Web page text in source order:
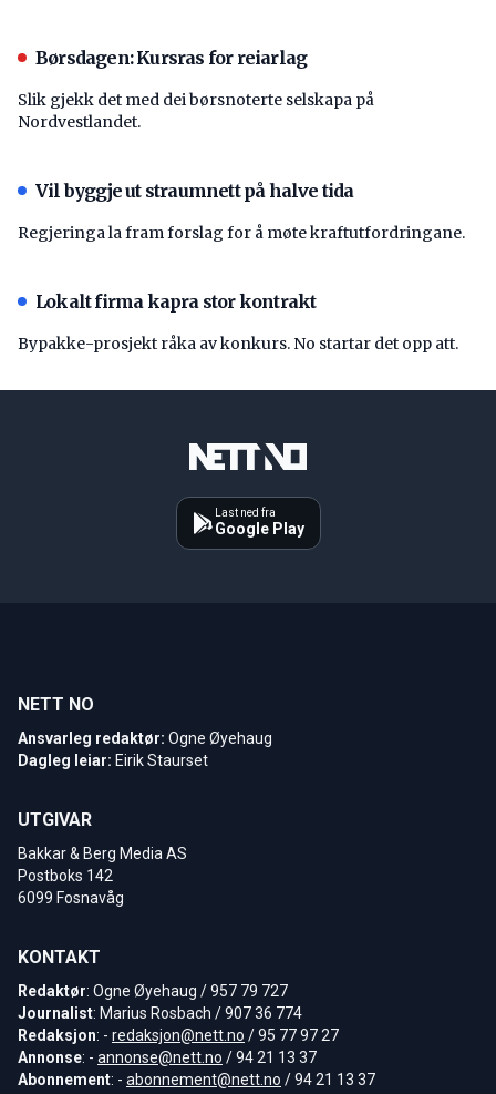
Børsdagen: Kursras for reiarlag
Slik gjekk det med dei børsnoterte selskapa på
Nordvestlandet.
Vil byggje ut straumnett på halve tida
Regjeringa la fram forslag for å møte kraftutfordringane.
Lokalt firma kapra stor kontrakt
Bypakke-prosjekt råka av konkurs. No startar det opp att.
Last ned fra
Google Play
NETT NO
Ansvarleg redaktør: Ogne Øyehaug
Dagleg leiar: Eirik Staurset
UTGIVAR
Bakkar & Berg Media AS
Postboks 142
6099 Fosnavåg
KONTAKT
Redaktør: Ogne Øyehaug / 957 79 727
Journalist: Marius Rosbach / 907 36 774
Redaksjon: - redaksjon@nett.no / 95 77 97 27
Annonse: - annonse@nett.no / 94 21 13 37
Abonnement: - abonnement@nett.no / 94 21 13 37